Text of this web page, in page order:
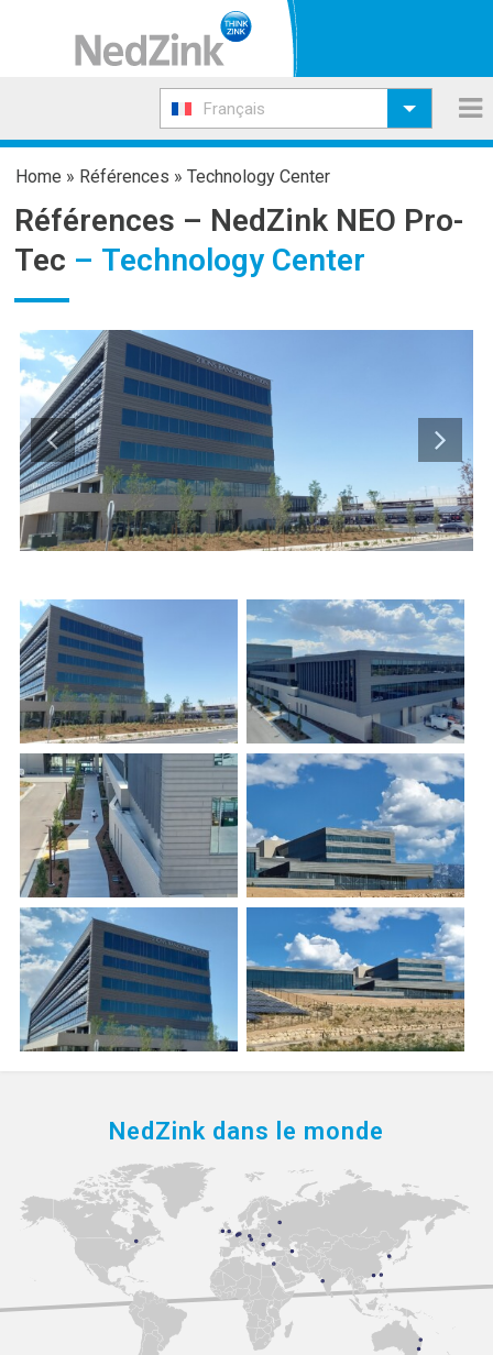
Français
Home » Références » Technology Center
Références – NedZink NEO Pro-
Tec – Technology Center
NedZink dans le monde